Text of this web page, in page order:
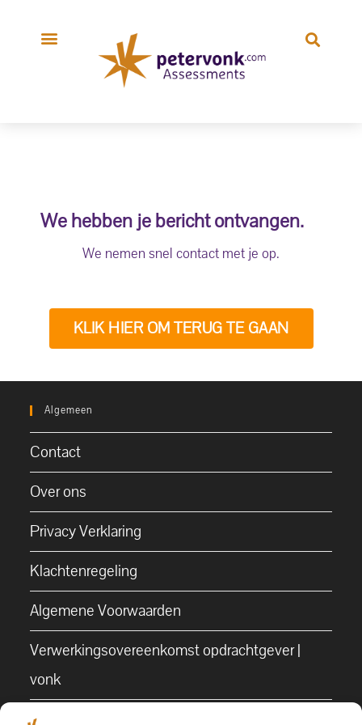
We hebben je bericht ontvangen.
We nemen snel contact met je op.
KLIK HIER OM TERUG TE GAAN
Algemeen
Contact
Over ons
Privacy Verklaring
Klachtenregeling
Algemene Voorwaarden
Verwerkingsovereenkomst opdrachtgever |
vonk